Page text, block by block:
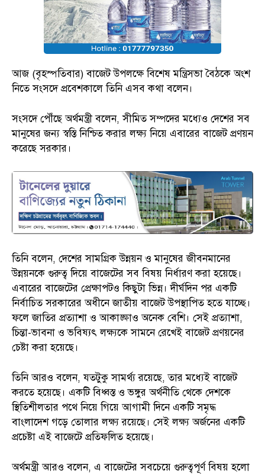
আজ (বৃহস্পতিবার) বাজেট উপলক্ষে বিশেষ মন্ত্রিসভা বৈঠকে অংশ
নিতে সংসদে প্রবেশকালে তিনি এসব কথা বলেন।
সংসদে পৌঁছে অর্থমন্ত্রী বলেন, সীমিত সম্পদের মধ্যেও দেশের সব
মানুষের জন্য স্বস্তি নিশ্চিত করার লক্ষ্য নিয়ে এবারের বাজেট প্রণয়ন
করেছে সরকার।
তিনি বলেন, দেশের সামগ্রিক উন্নয়ন ও মানুষের জীবনমানের
উন্নয়নকে গুরুত্ব দিয়ে বাজেটের সব বিষয় নির্ধারণ করা হয়েছে।
এবারের বাজেটের প্রেক্ষাপটও কিছুটা ভিন্ন। দীর্ঘদিন পর একটি
নির্বাচিত সরকারের অধীনে জাতীয় বাজেট উপস্থাপিত হতে যাচ্ছে।
ফলে জাতির প্রত্যাশা ও আকাঙ্ক্ষাও অনেক বেশি। সেই প্রত্যাশা,
চিন্তা-ভাবনা ও ভবিষ্যৎ লক্ষ্যকে সামনে রেখেই বাজেট প্রণয়নের
চেষ্টা করা হয়েছে।
তিনি আরও বলেন, যতটুকু সামর্থ্য রয়েছে, তার মধ্যেই বাজেট
করতে হয়েছে। একটি বিধ্বস্ত ও ভঙ্গুর অর্থনীতি থেকে দেশকে
স্থিতিশীলতার পথে নিয়ে গিয়ে আগামী দিনে একটি সমৃদ্ধ
বাংলাদেশ গড়ে তোলার লক্ষ্য রয়েছে। সেই লক্ষ্য অর্জনের একটি
প্রচেষ্টা এই বাজেটে প্রতিফলিত হয়েছে।
অর্থমন্ত্রী আরও বলেন, এ বাজেটের সবচেয়ে গুরুত্বপূর্ণ বিষয় হলো